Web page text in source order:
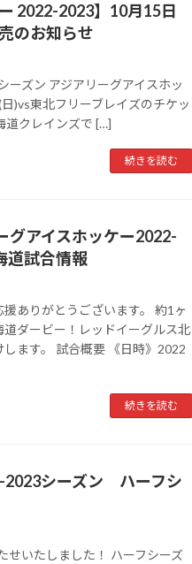
2022-2023】10月15日
のお知らせ
ーズン アジアリーグアイスホッ
)vs東北フリーブレイズのチケッ
道クレインズで […]
続きを読む
グアイスホッケー2022-
道試合情報
ありがとうございます。 約1ヶ
ダービー！レッドイーグルス北
ます。 試合概要 《日時》2022
続きを読む
2023シーズン ハーフシ
せいたしました！ ハーフシーズ